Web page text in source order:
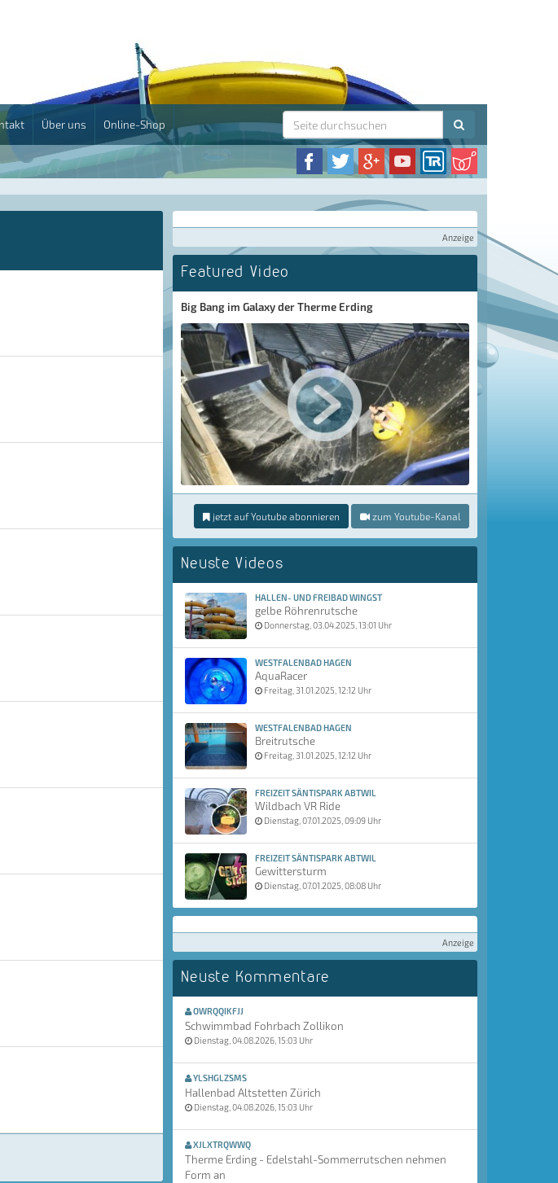
Über uns Online-Shop
Anzeige
Featured Video
Big Bang im Galaxy der Therme Erding
jetzt auf Youtube abonnieren zum Youtube-Kanal
Neuste Videos
HALLEN- UND FREIBAD WINGST
gelbe Röhrenrutsche
Donnerstag, 03.04.2025, 13:01 Uhr
WESTFALENBAD HAGEN
AquaRacer
Freitag, 31.01.2025, 12:12 Uhr
WESTFALENBAD HAGEN
Breitrutsche
Freitag, 31.01.2025, 12:12 Uhr
FREIZEIT SÄNTISPARK ABTWIL
Wildbach VR Ride
Dienstag, 07.01.2025, 09:09 Uhr
FREIZEIT SÄNTISPARK ABTWIL
Gewittersturm
Dienstag, 07.01.2025, 08:08 Uhr
Anzeige
Neuste Kommentare
OWRQQIKFJJ
Schwimmbad Fohrbach Zollikon
Dienstag, 04.08.2026, 15:03 Uhr
YLSHGLZSMS
Hallenbad Altstetten Zürich
Dienstag, 04.08.2026, 15:03 Uhr
XJLXTRQWWQ
Therme Erding - Edelstahl-Sommerrutschen nehmen
Form an